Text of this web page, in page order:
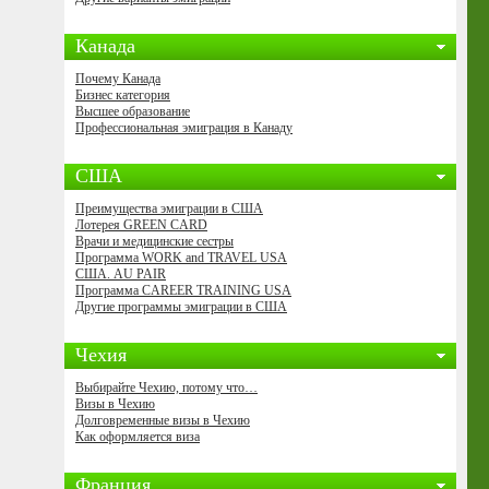
Канада
Почему Канада
Бизнес категория
Высшее образование
Профессиональная эмиграция в Канаду
США
Преимущества эмиграции в США
Лотерея GREEN CARD
Врачи и медицинские сестры
Программа WORK and TRAVEL USA
США. AU PAIR
Программа CAREER TRAINING USA
Другие программы эмиграции в США
Чехия
Выбирайте Чехию, потому что…
Визы в Чехию
Долговременные визы в Чехию
Как оформляется виза
Франция